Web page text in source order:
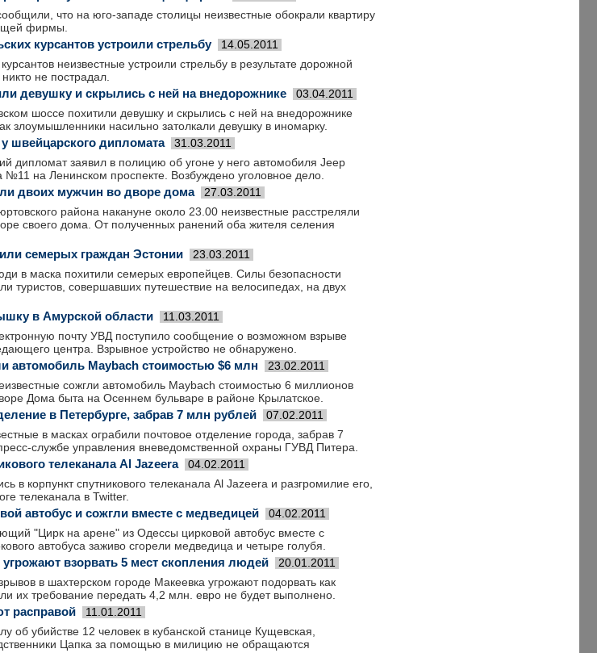
что на юго-западе столицы неизвестные обокрали квартиру
фирмы.
курсантов устроили стрельбу 14.05.2011
неизвестные устроили стрельбу в результате дорожной
не пострадал.
девушку и скрылись с ней на внедорожнике 03.04.2011
шоссе похитили девушку и скрылись с ней на внедорожнике
злоумышленники насильно затолкали девушку в иномарку.
швейцарского дипломата 31.03.2011
дипломат заявил в полицию об угоне у него автомобиля Jeep
на Ленинском проспекте. Возбуждено уголовное дело.
двоих мужчин во дворе дома 27.03.2011
района накануне около 23.00 неизвестные расстреляли
своего дома. От полученных ранений оба жителя селения
семерых граждан Эстонии 23.03.2011
в маска похитили семерых европейцев. Силы безопасности
туристов, совершавших путешествие на велосипедах, на двух
в Амурской области 11.03.2011
почту УВД поступило сообщение о возможном взрыве
центра. Взрывное устройство не обнаружено.
автомобиль Maybach стоимостью $6 млн 23.02.2011
сожгли автомобиль Maybach стоимостью 6 миллионов
Дома быта на Осеннем бульваре в районе Крылатское.
в Петербурге, забрав 7 млн рублей 07.02.2011
в масках ограбили почтовое отделение города, забрав 7
службе управления вневедомственной охраны ГУВД Питера.
телеканала Al Jazeera 04.02.2011
в корпункт спутникового телеканала Al Jazeera и разгромилие его,
телеканала в Twitter.
автобус и сожгли вместе с медведицей 04.02.2011
"Цирк на арене" из Одессы цирковой автобус вместе с
автобуса заживо сгорели медведица и четыре голубя.
взорвать 5 мест скопления людей 20.01.2011
в шахтерском городе Макеевка угрожают подорвать как
их требование передать 4,2 млн. евро не будет выполнено.
расправой 11.01.2011
убийстве 12 человек в кубанской станице Кущевская,
Цапка за помощью в милицию не обращаются